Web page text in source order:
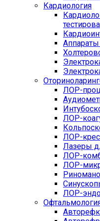
Кардиология
ЛОР-
ЛОР-
ЛОР-
Лазеры
ЛОР-
ЛОР-
ЛОР-